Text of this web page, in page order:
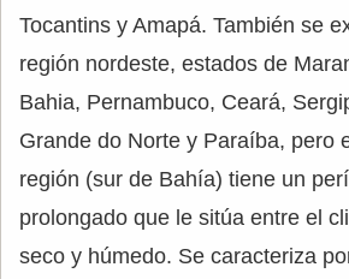
Tocantins y Amapá. También se
región nordeste, estados de
Bahia, Pernambuco, Ceará,
Grande do Norte y Paraíba, pero
región (sur de Bahía) tiene un
prolongado que le sitúa entre el
seco y húmedo. Se caracteriza